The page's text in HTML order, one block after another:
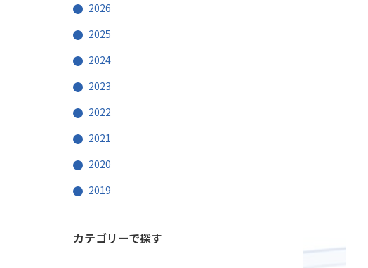
2026
2025
2024
2023
2022
2021
2020
2019
カテゴリーで探す